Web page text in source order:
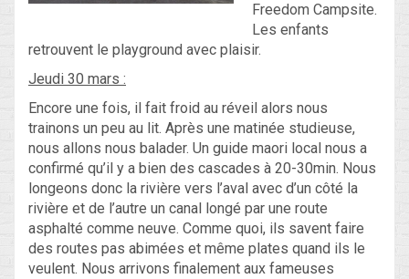
Flux des publications
Flux des commentaires
Site de WordPress-FR
Freedom Campsite.
Les enfants
retrouvent le playground avec plaisir.
Jeudi 30 mars :
Encore une fois, il fait froid au réveil alors nous
trainons un peu au lit. Après une matinée studieuse,
nous allons nous balader. Un guide maori local nous a
confirmé qu’il y a bien des cascades à 20-30min. Nous
longeons donc la rivière vers l’aval avec d’un côté la
rivière et de l’autre un canal longé par une route
asphalté comme neuve. Comme quoi, ils savent faire
des routes pas abimées et même plates quand ils le
veulent. Nous arrivons finalement aux fameuses